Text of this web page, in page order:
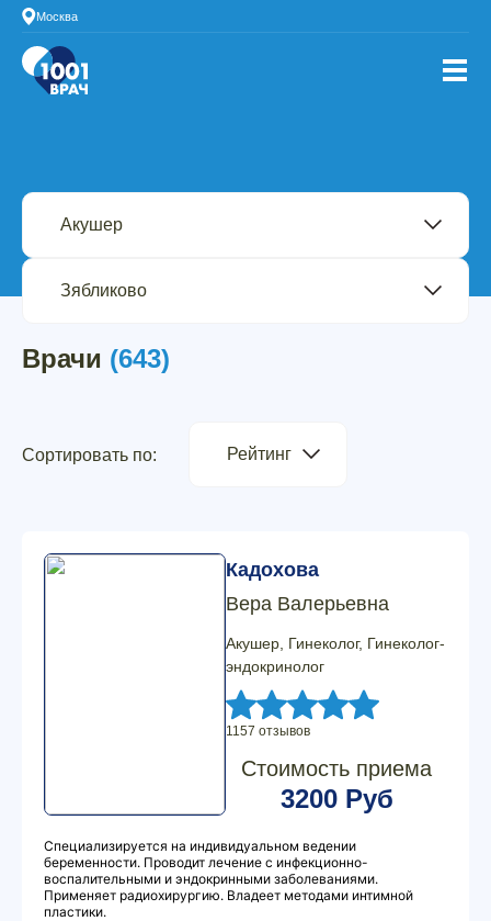
Москва
Врачи (643)
Сортировать по: Рейтинг
Кадохова
Вера Валерьевна
Акушер, Гинеколог, Гинеколог-
эндокринолог
1157 отзывов
Стоимость приема
3200 Руб
Специализируется на индивидуальном ведении
беременности. Проводит лечение с инфекционно-
воспалительными и эндокринными заболеваниями.
Применяет радиохирургию. Владеет методами интимной
пластики.